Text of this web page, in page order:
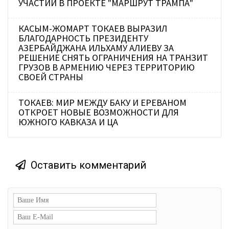
УЧАСТИИ В ПРОЕКТЕ "МАРШРУТ ТРАМПА"
КАСЫМ-ЖОМАРТ ТОКАЕВ ВЫРАЗИЛ
БЛАГОДАРНОСТЬ ПРЕЗИДЕНТУ
АЗЕРБАЙДЖАНА ИЛЬХАМУ АЛИЕВУ ЗА
РЕШЕНИЕ СНЯТЬ ОГРАНИЧЕНИЯ НА ТРАНЗИТ
ГРУЗОВ В АРМЕНИЮ ЧЕРЕЗ ТЕРРИТОРИЮ
СВОЕЙ СТРАНЫ
ТОКАЕВ: МИР МЕЖДУ БАКУ И ЕРЕВАНОМ
ОТКРОЕТ НОВЫЕ ВОЗМОЖНОСТИ ДЛЯ
ЮЖНОГО КАВКАЗА И ЦА
Оставить комментарий